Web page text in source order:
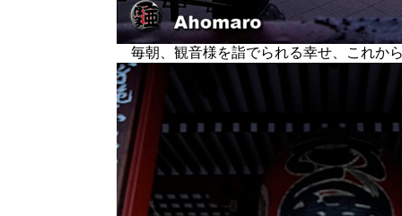
毎朝、観音様を詣でられる幸せ、これか